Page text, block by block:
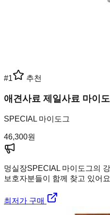
#1 추천
애견사료 제일사료 마이
SPECIAL 마이도그
46,300원
멍실장SPECIAL 마이도그의
보호자분들이 함께 찾고 있어
최저가 구매